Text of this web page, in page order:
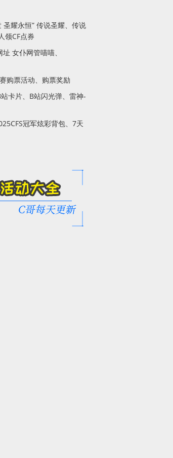
圣耀永恒” 传说圣耀、传说
领CF点券
女仆网管喵喵、
购票活动、购票奖励
卡片、B站闪光弹、雷神-
冠军炫彩背包、7天